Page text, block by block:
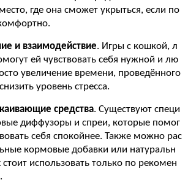
где она сможет укрыться, если по
и взаимодействие. Игры с кошкой, л
ей чувствовать себя нужной и лю
увеличение времени, проведённого
уровень стресса.
средства. Существуют специ
диффузоры и спреи, которые помог
себя спокойнее. Также можно рас
кормовые добавки или натуральн
стоит использовать только по рекомен